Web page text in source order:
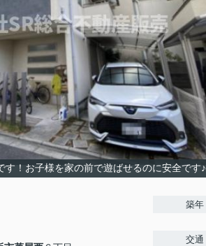
す！お子様を家の前で遊ばせるのに安全です♪
築年
交通